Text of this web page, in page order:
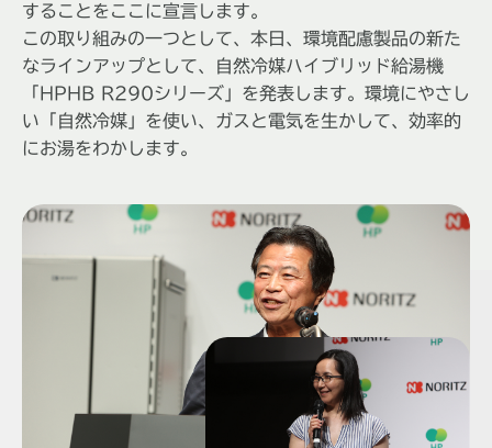
することをここに宣言します。
この取り組みの一つとして、本日、環境配慮製品の新た
なラインアップとして、自然冷媒ハイブリッド給湯機
「HPHB R290シリーズ」を発表します。 環境にやさし
い「自然冷媒」を使い、ガスと電気を生かして、効率的
にお湯をわかします。